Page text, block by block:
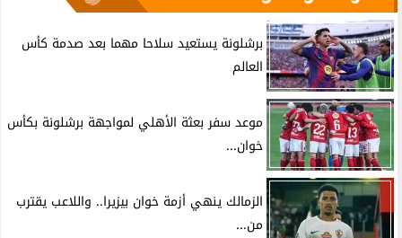
برشلونة يستعيد سلاحا مهما بعد صدمة كأس
العالم
موعد سفر بعثة الأهلي لمواجهة برشلونة بكأس
خوان...
الزمالك ينهي أزمة خوان بيزيرا.. واللاعب يقترب
من...